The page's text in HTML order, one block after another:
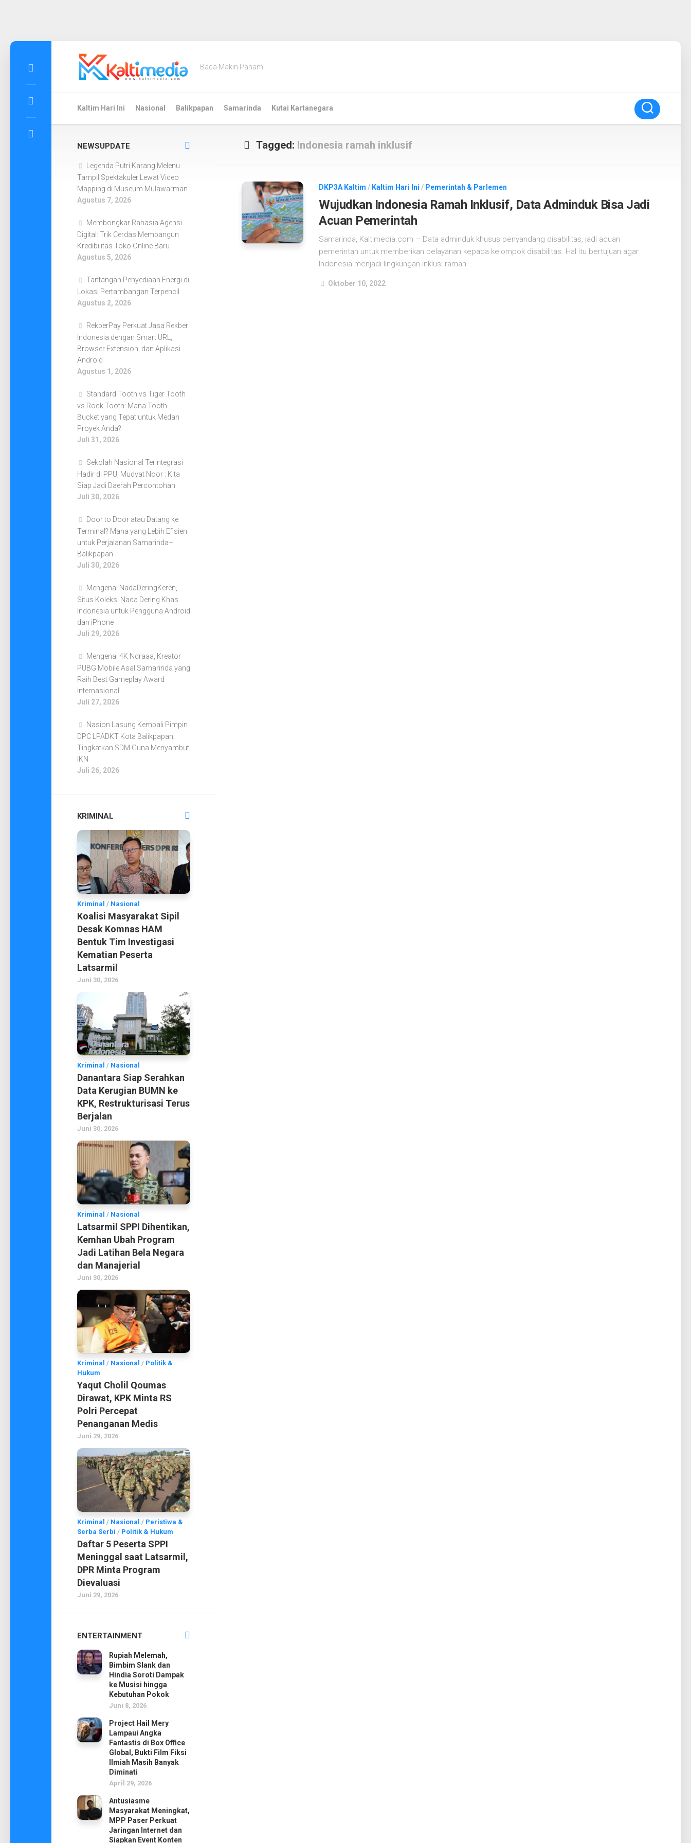
Skip
Baca Makin Paham
Kaltim Hari Ini Nasional Balikpapan Samarinda Kutai Kartanegara
Tagged: Indonesia ramah inklusif
DKP3A Kaltim / Kaltim Hari Ini / Pemerintah & Parlemen
Wujudkan Indonesia Ramah Inklusif, Data Adminduk Bisa Jadi
Acuan Pemerintah
Samarinda, Kaltimedia.com – Data adminduk khusus penyandang disabilitas, jadi acuan
pemerintah untuk memberikan pelayanan kepada kelompok disabilitas. Hal itu bertujuan agar
Indonesia menjadi lingkungan inklusi ramah...
Oktober 10, 2022
NEWSUPDATE
Legenda Putri Karang Melenu
Tampil Spektakuler Lewat Video
Mapping di Museum Mulawarman
Agustus 7, 2026
Membongkar Rahasia Agensi
Digital: Trik Cerdas Membangun
Kredibilitas Toko Online Baru
Agustus 5, 2026
Tantangan Penyediaan Energi di
Lokasi Pertambangan Terpencil
Agustus 2, 2026
RekberPay Perkuat Jasa Rekber
Indonesia dengan Smart URL,
Browser Extension, dan Aplikasi
Android
Agustus 1, 2026
Standard Tooth vs Tiger Tooth
vs Rock Tooth: Mana Tooth
Bucket yang Tepat untuk Medan
Proyek Anda?
Juli 31, 2026
Sekolah Nasional Terintegrasi
Hadir di PPU, Mudyat Noor : Kita
Siap Jadi Daerah Percontohan
Juli 30, 2026
Door to Door atau Datang ke
Terminal? Mana yang Lebih Efisien
untuk Perjalanan Samarinda–
Balikpapan
Juli 30, 2026
Mengenal NadaDeringKeren,
Situs Koleksi Nada Dering Khas
Indonesia untuk Pengguna Android
dan iPhone
Juli 29, 2026
Mengenal 4K Ndraaa, Kreator
PUBG Mobile Asal Samarinda yang
Raih Best Gameplay Award
Internasional
Juli 27, 2026
Nasion Lasung Kembali Pimpin
DPC LPADKT Kota Balikpapan,
Tingkatkan SDM Guna Menyambut
IKN
Juli 26, 2026
KRIMINAL
Kriminal / Nasional
Koalisi Masyarakat Sipil
Desak Komnas HAM
Bentuk Tim Investigasi
Kematian Peserta
Latsarmil
Juni 30, 2026
Kriminal / Nasional
Danantara Siap Serahkan
Data Kerugian BUMN ke
KPK, Restrukturisasi Terus
Berjalan
Juni 30, 2026
Kriminal / Nasional
Latsarmil SPPI Dihentikan,
Kemhan Ubah Program
Jadi Latihan Bela Negara
dan Manajerial
Juni 30, 2026
Kriminal / Nasional / Politik &
Hukum
Yaqut Cholil Qoumas
Dirawat, KPK Minta RS
Polri Percepat
Penanganan Medis
Juni 29, 2026
Kriminal / Nasional / Peristiwa &
Serba Serbi / Politik & Hukum
Daftar 5 Peserta SPPI
Meninggal saat Latsarmil,
DPR Minta Program
Dievaluasi
Juni 29, 2026
ENTERTAINMENT
Rupiah Melemah,
Bimbim Slank dan
Hindia Soroti Dampak
ke Musisi hingga
Kebutuhan Pokok
Juni 8, 2026
Project Hail Mery
Lampaui Angka
Fantastis di Box Office
Global, Bukti Film Fiksi
Ilmiah Masih Banyak
Diminati
April 29, 2026
Antusiasme
Masyarakat Meningkat,
MPP Paser Perkuat
Jaringan Internet dan
Siapkan Event Konten